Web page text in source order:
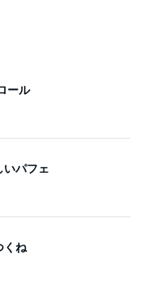
ール
いパフェ
くね